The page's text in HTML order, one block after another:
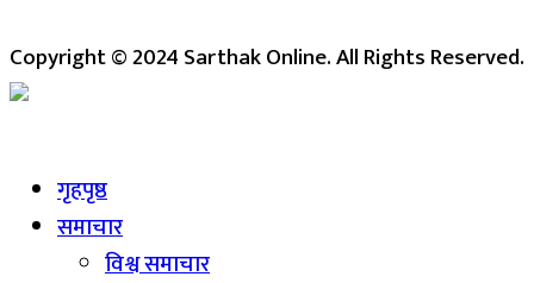
Copyright © 2024 Sarthak Online. All Rights Reserved.
गृहपृष्ठ
समाचार
विश्व समाचार